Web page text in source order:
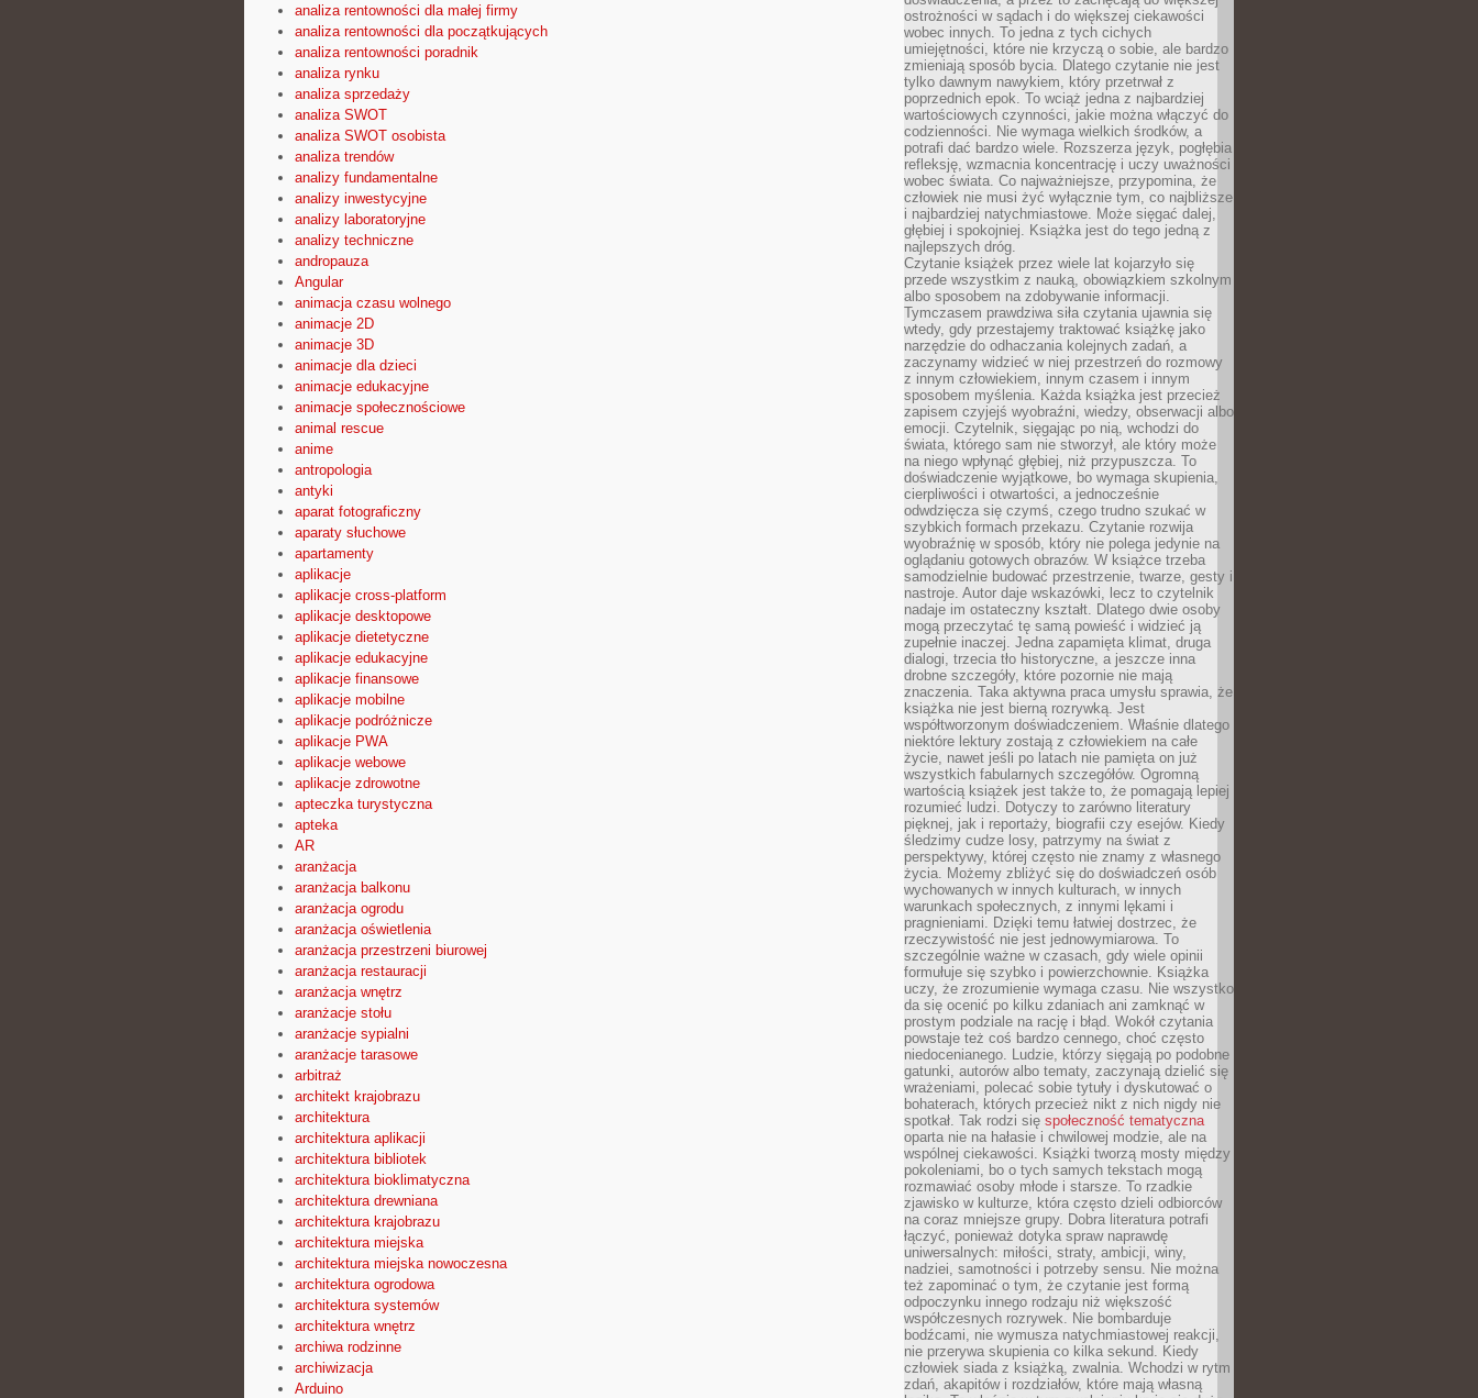
analiza rentowności dla małej firmy
analiza rentowności dla początkujących
analiza rentowności poradnik
analiza rynku
analiza sprzedaży
analiza SWOT
analiza SWOT osobista
analiza trendów
analizy fundamentalne
analizy inwestycyjne
analizy laboratoryjne
analizy techniczne
andropauza
Angular
animacja czasu wolnego
animacje 2D
animacje 3D
animacje dla dzieci
animacje edukacyjne
animacje społecznościowe
animal rescue
anime
antropologia
antyki
aparat fotograficzny
aparaty słuchowe
apartamenty
aplikacje
aplikacje cross-platform
aplikacje desktopowe
aplikacje dietetyczne
aplikacje edukacyjne
aplikacje finansowe
aplikacje mobilne
aplikacje podróżnicze
aplikacje PWA
aplikacje webowe
aplikacje zdrowotne
apteczka turystyczna
apteka
AR
aranżacja
aranżacja balkonu
aranżacja ogrodu
aranżacja oświetlenia
aranżacja przestrzeni biurowej
aranżacja restauracji
aranżacja wnętrz
aranżacje stołu
aranżacje sypialni
aranżacje tarasowe
arbitraż
architekt krajobrazu
architektura
architektura aplikacji
architektura bibliotek
architektura bioklimatyczna
architektura drewniana
architektura krajobrazu
architektura miejska
architektura miejska nowoczesna
architektura ogrodowa
architektura systemów
architektura wnętrz
archiwa rodzinne
archiwizacja
Arduino
ostrożności w sądach i do większej ciekawości
wobec innych. To jedna z tych cichych
umiejętności, które nie krzyczą o sobie, ale bardzo
zmieniają sposób bycia. Dlatego czytanie nie jest
tylko dawnym nawykiem, który przetrwał z
poprzednich epok. To wciąż jedna z najbardziej
wartościowych czynności, jakie można włączyć do
codzienności. Nie wymaga wielkich środków, a
potrafi dać bardzo wiele. Rozszerza język, pogłębia
refleksję, wzmacnia koncentrację i uczy uważności
wobec świata. Co najważniejsze, przypomina, że
człowiek nie musi żyć wyłącznie tym, co najbliższe
i najbardziej natychmiastowe. Może sięgać dalej,
głębiej i spokojniej. Książka jest do tego jedną z
najlepszych dróg.
Czytanie książek przez wiele lat kojarzyło się
przede wszystkim z nauką, obowiązkiem szkolnym
albo sposobem na zdobywanie informacji.
Tymczasem prawdziwa siła czytania ujawnia się
wtedy, gdy przestajemy traktować książkę jako
narzędzie do odhaczania kolejnych zadań, a
zaczynamy widzieć w niej przestrzeń do rozmowy
z innym człowiekiem, innym czasem i innym
sposobem myślenia. Każda książka jest przecież
zapisem czyjejś wyobraźni, wiedzy, obserwacji albo
emocji. Czytelnik, sięgając po nią, wchodzi do
świata, którego sam nie stworzył, ale który może
na niego wpłynąć głębiej, niż przypuszcza. To
doświadczenie wyjątkowe, bo wymaga skupienia,
cierpliwości i otwartości, a jednocześnie
odwdzięcza się czymś, czego trudno szukać w
szybkich formach przekazu. Czytanie rozwija
wyobraźnię w sposób, który nie polega jedynie na
oglądaniu gotowych obrazów. W książce trzeba
samodzielnie budować przestrzenie, twarze, gesty i
nastroje. Autor daje wskazówki, lecz to czytelnik
nadaje im ostateczny kształt. Dlatego dwie osoby
mogą przeczytać tę samą powieść i widzieć ją
zupełnie inaczej. Jedna zapamięta klimat, druga
dialogi, trzecia tło historyczne, a jeszcze inna
drobne szczegóły, które pozornie nie mają
znaczenia. Taka aktywna praca umysłu sprawia, że
książka nie jest bierną rozrywką. Jest
współtworzonym doświadczeniem. Właśnie dlatego
niektóre lektury zostają z człowiekiem na całe
życie, nawet jeśli po latach nie pamięta on już
wszystkich fabularnych szczegółów. Ogromną
wartością książek jest także to, że pomagają lepiej
rozumieć ludzi. Dotyczy to zarówno literatury
pięknej, jak i reportaży, biografii czy esejów. Kiedy
śledzimy cudze losy, patrzymy na świat z
perspektywy, której często nie znamy z własnego
życia. Możemy zbliżyć się do doświadczeń osób
wychowanych w innych kulturach, w innych
warunkach społecznych, z innymi lękami i
pragnieniami. Dzięki temu łatwiej dostrzec, że
rzeczywistość nie jest jednowymiarowa. To
szczególnie ważne w czasach, gdy wiele opinii
formułuje się szybko i powierzchownie. Książka
uczy, że zrozumienie wymaga czasu. Nie wszystko
da się ocenić po kilku zdaniach ani zamknąć w
prostym podziale na rację i błąd. Wokół czytania
powstaje też coś bardzo cennego, choć często
niedocenianego. Ludzie, którzy sięgają po podobne
gatunki, autorów albo tematy, zaczynają dzielić się
wrażeniami, polecać sobie tytuły i dyskutować o
bohaterach, których przecież nikt z nich nigdy nie
spotkał. Tak rodzi się społeczność tematyczna
oparta nie na hałasie i chwilowej modzie, ale na
wspólnej ciekawości. Książki tworzą mosty między
pokoleniami, bo o tych samych tekstach mogą
rozmawiać osoby młode i starsze. To rzadkie
zjawisko w kulturze, która często dzieli odbiorców
na coraz mniejsze grupy. Dobra literatura potrafi
łączyć, ponieważ dotyka spraw naprawdę
uniwersalnych: miłości, straty, ambicji, winy,
nadziei, samotności i potrzeby sensu. Nie można
też zapominać o tym, że czytanie jest formą
odpoczynku innego rodzaju niż większość
współczesnych rozrywek. Nie bombarduje
bodźcami, nie wymusza natychmiastowej reakcji,
nie przerywa skupienia co kilka sekund. Kiedy
człowiek siada z książką, zwalnia. Wchodzi w rytm
zdań, akapitów i rozdziałów, które mają własną